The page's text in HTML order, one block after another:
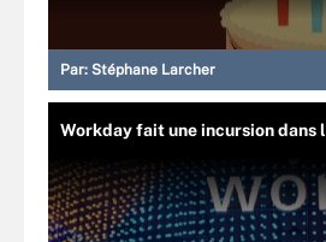
Par: Stéphane Larcher
Workday fait une incursion dans